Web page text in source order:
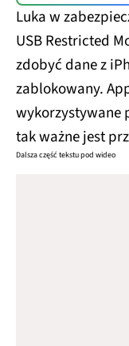
Luka w
USB Restricted
zdobyć dane z
zablokowany.
wykorzystywane
tak ważne jest
Dalsza część tekstu pod wideo